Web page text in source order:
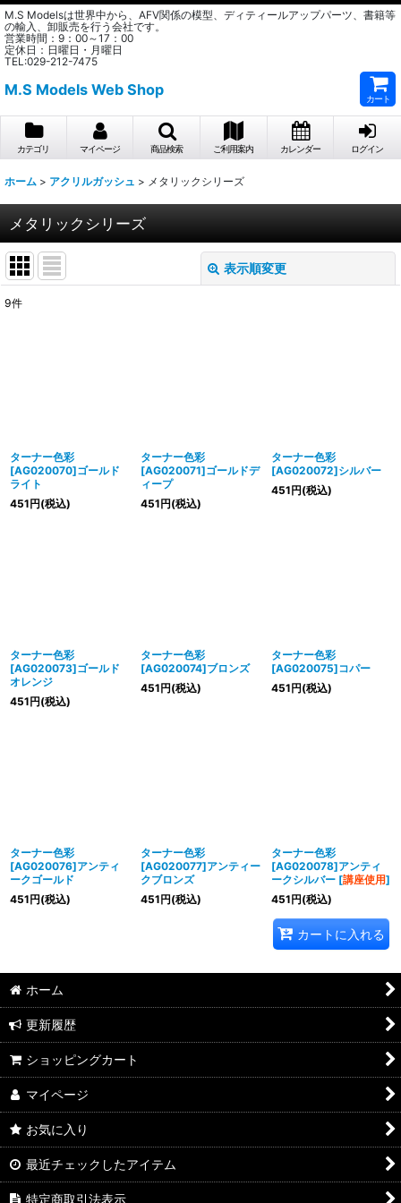
M.S Modelsは世界中から、AFV関係の模型、ディティールアップパーツ、書籍等
の輸入、卸販売を行う会社です。
営業時間：9：00～17：00
定休日：日曜日・月曜日
TEL:029-212-7475
M.S Models Web Shop
カート
カテゴリ マイページ 商品検索 ご利用案内 カレンダー ログイン
ホーム > アクリルガッシュ > メタリックシリーズ
メタリックシリーズ
表示順変更
絞り込む
9件
ターナー色彩
[AG020070]ゴールド
ライト
451円(税込)
ターナー色彩
[AG020071]ゴールドデ
ィープ
451円(税込)
ターナー色彩
[AG020072]シルバー
451円(税込)
ターナー色彩
[AG020073]ゴールド
オレンジ
451円(税込)
ターナー色彩
[AG020074]ブロンズ
451円(税込)
ターナー色彩
[AG020075]コパー
451円(税込)
ターナー色彩
[AG020076]アンティ
ークゴールド
451円(税込)
ターナー色彩
[AG020077]アンティー
クブロンズ
451円(税込)
ターナー色彩
[AG020078]アンティ
ークシルバー [講座使用]
451円(税込)
カートに入れる
ホーム
更新履歴
ショッピングカート
マイページ
お気に入り
最近チェックしたアイテム
特定商取引法表示